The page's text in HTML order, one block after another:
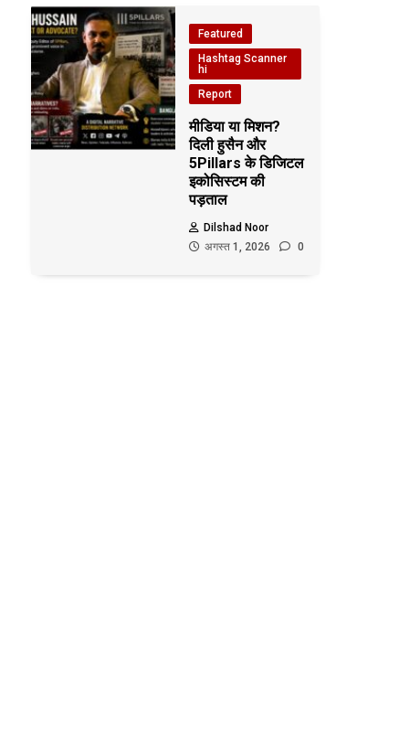
Featured
Hashtag Scanner
hi
Report
मीडिया या मिशन?
दिली हुसैन और
5Pillars के डिजिटल
इकोसिस्टम की
पड़ताल
Dilshad Noor
अगस्त 1, 2026
0